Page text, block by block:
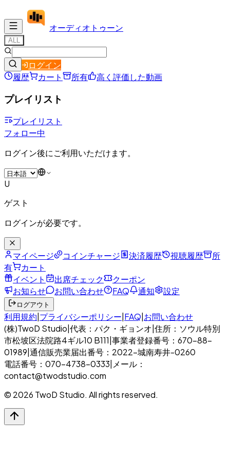
オーディオ トゥーン
ALL
ログイン
履歴
カート 所有 高く評価した動画
プレイリスト
プレイリスト
フォロー中
ログイン後にご利用いただけます。
U
ゲスト
ログインが必要です。
マイページ コインチャージ 決済履歴 視聴履歴
所
有
カート
イベント
出席チェック
クーポン
お知らせ
お問い合わせ FAQ 通知 設定
ログアウト
利用規約 プライバシーポリシー FAQ お問い合わせ
(株)TwoD Studio 代表：パク・ギョンオ 住所：ソウル特別
市松坡区法院路4ギル10 B111 事業者登録番号：670-88-
01989 通信販売業届出番号：2022-城南寿井-0260
電話番号：070-4738-0333 メール：
contact@twodstudio.com
© 2026 TwoD Studio. All rights reserved.